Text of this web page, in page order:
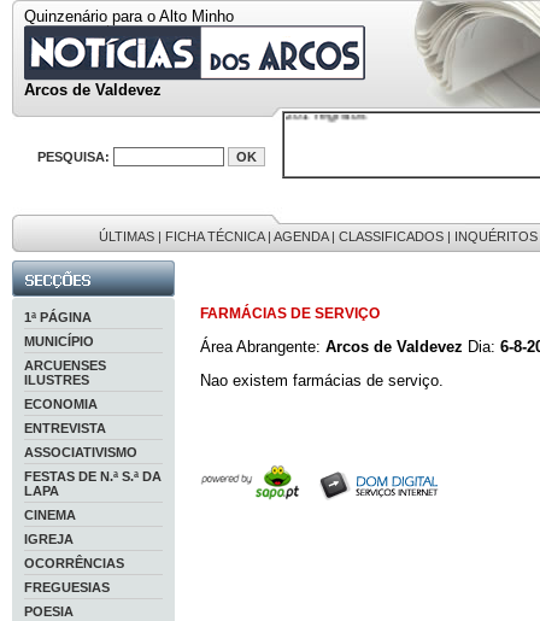
Quinzenário para o Alto Minho
Arcos de Valdevez
PESQUISA:
Em arquivo
32646 notícias
38119 fotos
595 edições
201 registos
ÚLTIMAS | FICHA TÉCNICA| AGENDA| CLASSIFICADOS | INQUÉRITOS
1ª PÁGINA
MUNICÍPIO
ARCUENSES
ILUSTRES
ECONOMIA
ENTREVISTA
ASSOCIATIVISMO
FESTAS DE N.ª S.ª DA
LAPA
CINEMA
IGREJA
OCORRÊNCIAS
FREGUESIAS
POESIA
FARMÁCIAS DE SERVIÇO
Área Abrangente: Arcos de Valdevez Dia: 6-8-
Nao existem farmácias de serviço.